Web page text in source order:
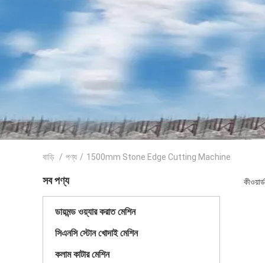
বাড়ি / পণ্য / 1500mm Stone Edge Cutting Machine
সব পণ্য
ডায়মন্ড ওয়্যার করাত মেশিন
সিএনসি স্টোন খোদাই মেশিন
কলাম কাটার মেশিন